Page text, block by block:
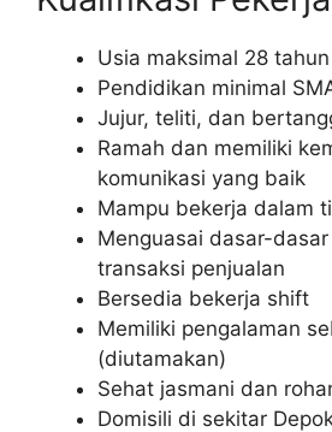
Usia maksimal 28 tahun
Pendidikan minimal
Jujur, teliti, dan
Ramah dan memiliki
komunikasi yang baik
Mampu bekerja dalam
Menguasai dasar-
transaksi penjualan
Bersedia bekerja shift
Memiliki pengalaman
(diutamakan)
Sehat jasmani dan
Domisili di sekitar